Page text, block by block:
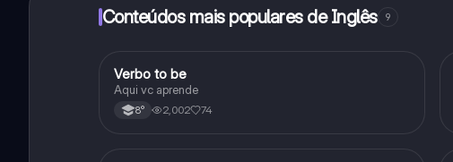
Conteúdos mais populares de Inglês 9
Inglês
Verbo to be
Aqui vc aprende
8° 2,002 74